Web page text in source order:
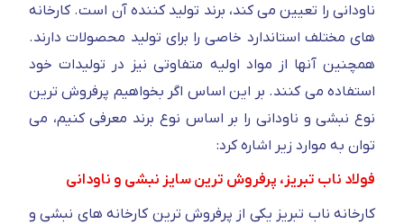
ناودانی را تعیین می کند، برند تولید کننده آن است. کارخانه
های مختلف استاندارد خاصی را برای تولید محصولات دارند.
همچنین آنها از مواد اولیه متفاوتی نیز در تولیدات خود
استفاده می کنند. بر این اساس اگر بخواهیم پرفروش ترین
نوع نبشی و ناودانی را بر اساس نوع برند معرفی کنیم، می
توان به موارد زیر اشاره کرد:
فولاد ناب تبریز، پرفروش ترین سایز نبشی و ناودانی
کارخانه ناب تبریز یکی از پرفروش ترین کارخانه های نبشی و